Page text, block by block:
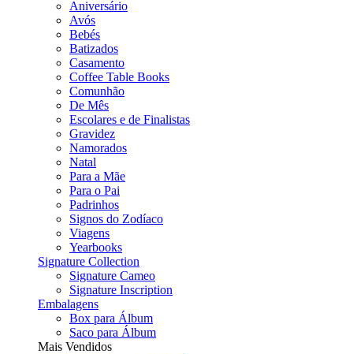
Aniversário
Avós
Bebés
Batizados
Casamento
Coffee Table Books
Comunhão
De Mês
Escolares e de Finalistas
Gravidez
Namorados
Natal
Para a Mãe
Para o Pai
Padrinhos
Signos do Zodíaco
Viagens
Yearbooks
Signature Collection
Signature Cameo
Signature Inscription
Embalagens
Box para Álbum
Saco para Álbum
Mais Vendidos